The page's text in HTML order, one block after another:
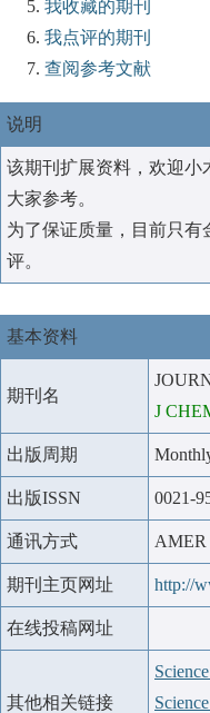
我收藏的期刊
我点评的期刊
查阅参考文献
说明
该期刊扩展资料，欢迎小
大家参考。
为了保证质量，目前只有
评。
基本资料
期刊名
J
出版周期
出版ISSN 0021-
通讯方式 AMER
期刊主页网址 http://
在线投稿网址
其他相关链接